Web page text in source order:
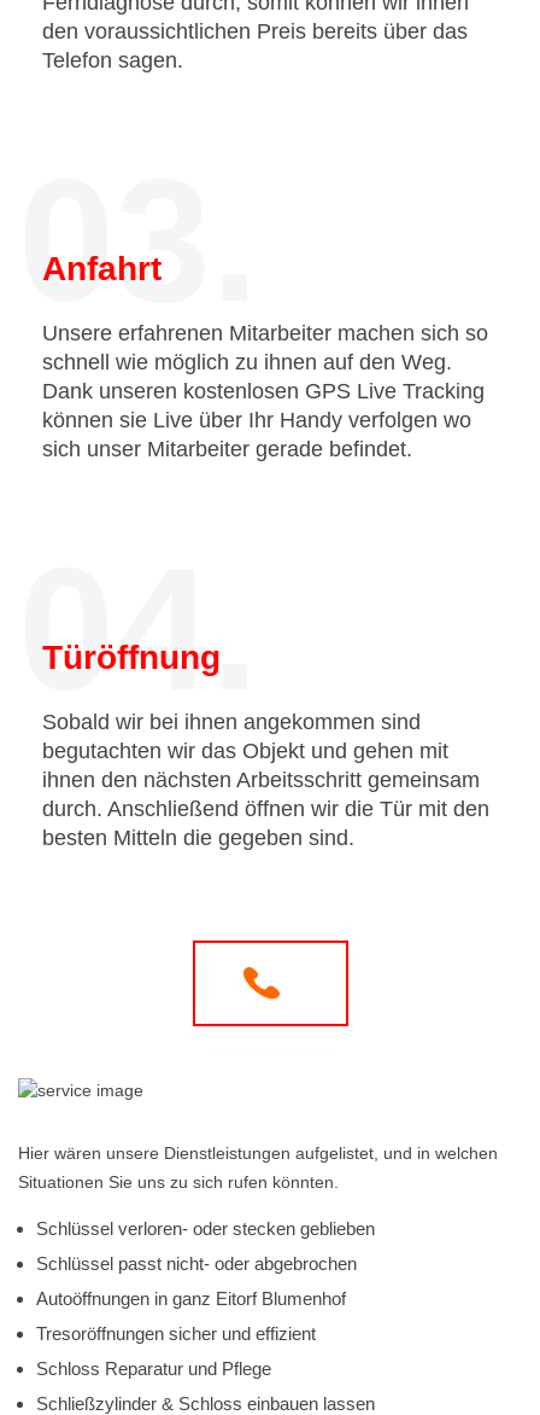
den voraussichtlichen Preis bereits über das
Telefon sagen.
03.
Anfahrt
Unsere erfahrenen Mitarbeiter machen sich so
schnell wie möglich zu ihnen auf den Weg.
Dank unseren kostenlosen GPS Live Tracking
können sie Live über Ihr Handy verfolgen wo
sich unser Mitarbeiter gerade befindet.
04.
Türöffnung
Sobald wir bei ihnen angekommen sind
begutachten wir das Objekt und gehen mit
ihnen den nächsten Arbeitsschritt gemeinsam
durch. Anschließend öffnen wir die Tür mit den
besten Mitteln die gegeben sind.
Hier wären unsere Dienstleistungen aufgelistet, und in welchen
Situationen Sie uns zu sich rufen könnten.
Schlüssel verloren- oder stecken geblieben
Schlüssel passt nicht- oder abgebrochen
Autoöffnungen in ganz Eitorf Blumenhof
Tresoröffnungen sicher und effizient
Schloss Reparatur und Pflege
Schließzylinder & Schloss einbauen lassen